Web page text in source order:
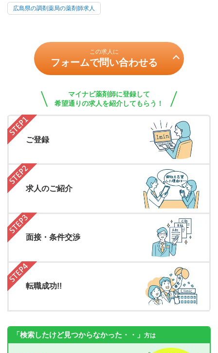
広島県の調剤薬局の薬剤師求人
この求人に
フォームで問い合わせる
マイナビ薬剤師に登録して
希望通りの求人を紹介してもらう！
ご登録
求人のご紹介
面接・条件交渉
転職成功!!
「検索したけど見つからなかった・・」 方は